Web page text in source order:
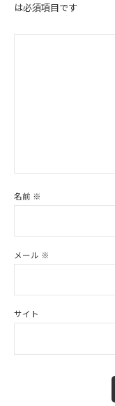
は必須項目です
名前 ※
メール ※
サイト